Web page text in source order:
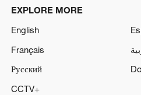
EXPLORE MORE
English
Français
Русский
CCTV+